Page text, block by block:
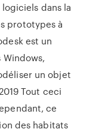
dans la
prototypes à
est un
un objet
Tout ceci
ce
des habitats